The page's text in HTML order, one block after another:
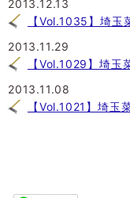
2013.12.13
【Vol.1035】埼玉
2013.11.29
【Vol.1029】埼玉
2013.11.08
【Vol.1021】埼玉